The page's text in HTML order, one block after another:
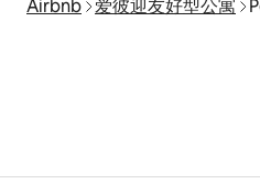
Airbnb 爱彼迎友好型公寓